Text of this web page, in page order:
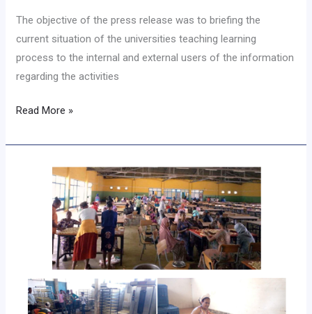
The objective of the press release was to briefing the
current situation of the universities teaching learning
process to the internal and external users of the information
regarding the activities
Read More »
ተካሄደ